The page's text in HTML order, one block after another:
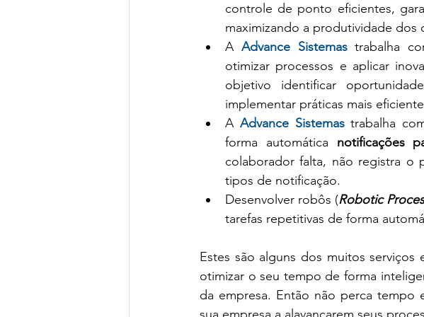
controle de ponto eficientes,
maximizando a produtividade dos
A Advance Sistemas trabalha
otimizar processos e aplicar
objetivo identificar
implementar práticas mais
A Advance Sistemas trabalha
forma automática notificações
colaborador falta, não registra o
tipos de notificação.
Desenvolver robôs (Robotic
tarefas repetitivas de forma
Estes são alguns dos muitos serviços
otimizar o seu tempo de forma
da empresa. Então não perca tempo